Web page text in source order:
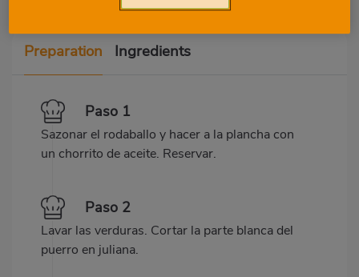
Preparation Ingredients
Paso 1
Sazonar el rodaballo y hacer a la plancha con
un chorrito de aceite. Reservar.
Paso 2
Lavar las verduras. Cortar la parte blanca del
puerro en juliana.